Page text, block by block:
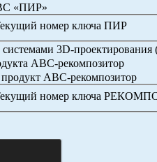
«ПИР»
номер ключа ПИР
3D-проектирования
АВС-рекомпозитор
АВС-рекомпозитор
номер ключа